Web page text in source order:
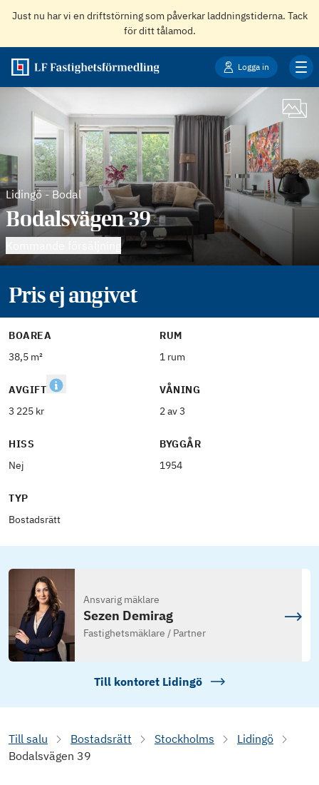
Just nu har vi en driftstörning som påverkar laddningstiderna. Tack
för ditt tålamod.
Logga in
Lidingö-Bodal
Bodalsvägen 39
Pris ej angivet
BOAREA
38,5 m²
RUM
1 rum
AVGIFT
3 225 kr
VÅNING
2 av 3
HISS
Nej
BYGGÅR
1954
TYP
Bostadsrätt
Ansvarig mäklare
Sezen Demirag
Fastighetsmäklare / Partner
Till kontoret Lidingö
Till salu Bostadsrätt Stockholms
Lidingö
Bodalsvägen 39